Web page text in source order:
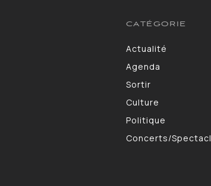
CATÉGORIE
Actualité
Agenda
Sortir
Culture
Politique
Concerts/